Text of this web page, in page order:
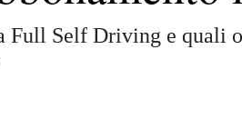
Full Self Driving e quali